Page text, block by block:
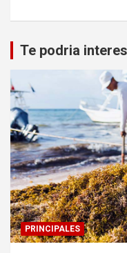
Te podria
PRINCIPALES